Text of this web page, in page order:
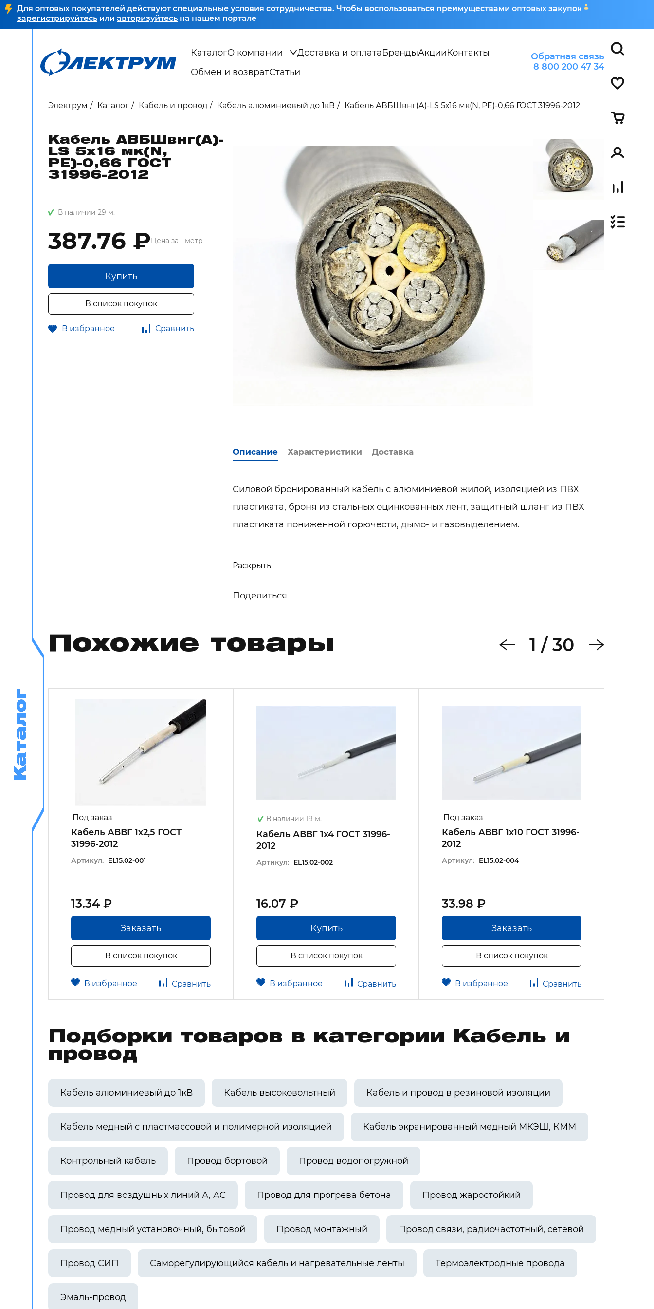
Для оптовых покупателей действуют специальные условия сотрудничества. Чтобы воспользоваться преимуществами оптовых закупок
зарегистрируйтесь или авторизуйтесь на нашем портале
КаталогО компании Доставка и оплатаБрендыАкцииКонтакты
Обмен и возвратСтатьи
Обратная связь
8 800 200 47 34
Каталог
Каталог
Электрум Каталог Кабель и провод Кабель алюминиевый до 1кВ Кабель АВБШвнг(А)-LS 5х16 мк(N, PE)-0,66 ГОСТ 31996-2012
Кабель АВБШвнг(А)-
LS 5х16 мк(N,
PE)-0,66 ГОСТ
31996-2012
В наличии 29 м.
387.76 ₽Цена за 1 метр
Купить
В список покупок
В избранное Сравнить
Описание Характеристики Доставка
Силовой бронированный кабель с алюминиевой жилой, изоляцией из ПВХ
пластиката, броня из стальных оцинкованных лент, защитный шланг из ПВХ
пластиката пониженной горючести, дымо- и газовыделением.
В - изоляция из ПВХ пластиката;
нг - не распространяет горение при групповой прокладке;
Расчётный наружный диаметр: 26,4 мм
Расчётная масса: 946,3 кг/км
Раскрыть
Поделиться
Похожие товары 1 / 30
Под заказ
Кабель АВВГ 1х2,5 ГОСТ
31996-2012
Артикул: EL15.02-001
13.34 ₽
Заказать
В список покупок
В избранное Сравнить
В наличии 19 м.
Кабель АВВГ 1х4 ГОСТ 31996-
2012
Артикул: EL15.02-002
16.07 ₽
Купить
В список покупок
В избранное Сравнить
Под заказ
Кабель АВВГ 1х10 ГОСТ 31996-
2012
Артикул: EL15.02-004
33.98 ₽
Заказать
В список покупок
В избранное Сравнить
Подборки товаров в категории Кабель и
провод
Кабель алюминиевый до 1кВ Кабель высоковольтный Кабель и провод в резиновой изоляции
Кабель медный с пластмассовой и полимерной изоляцией Кабель экранированный медный МКЭШ, КММ
Контрольный кабель Провод бортовой Провод водопогружной
Провод для воздушных линий А, АС Провод для прогрева бетона Провод жаростойкий
Провод медный установочный, бытовой Провод монтажный Провод связи, радиочастотный, сетевой
Провод СИП Саморегулирующийся кабель и нагревательные ленты Термоэлектродные провода
Эмаль-провод